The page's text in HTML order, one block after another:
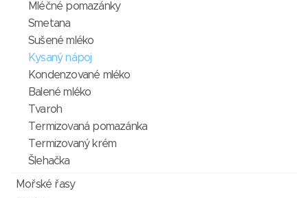
Mléčné pomazánky
Smetana
Sušené mléko
Kysaný nápoj
Kondenzované mléko
Balené mléko
Tvaroh
Termizovaná pomazánka
Termizovaný krém
Šlehačka
Mořské řasy